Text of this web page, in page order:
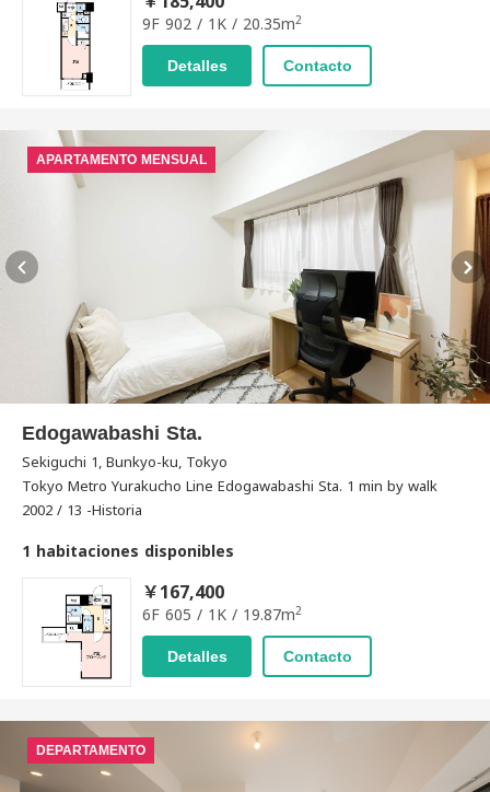
9F 902 / 1K / 20.35m2
Detalles Contacto
APARTAMENTO MENSUAL
Edogawabashi Sta.
Sekiguchi 1, Bunkyo-ku, Tokyo
Tokyo Metro Yurakucho Line Edogawabashi Sta. 1 min by walk
2002 / 13 -Historia
1 habitaciones disponibles
￥167,400
6F 605 / 1K / 19.87m2
Detalles Contacto
DEPARTAMENTO